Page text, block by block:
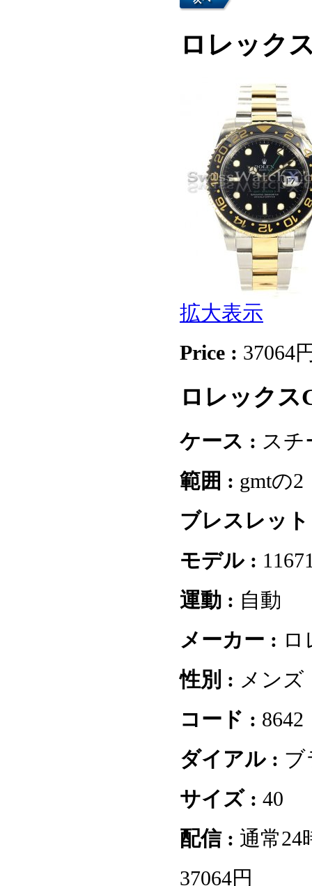
ロレック
拡大表示
Price : 37064
ロレックス
ケース : スチ
範囲 : gmtの2
ブレスレッ
モデル :
運動 : 自動
メーカー : ロ
性別 : メンズ
コード : 8642
ダイアル : ブ
サイズ : 40
配信 : 通常24
37064円